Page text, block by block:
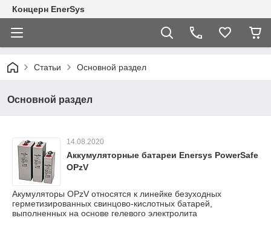
Концерн EnerSys
Статьи Основной раздел
Основной раздел
14.08.2020
Аккумуляторные батареи Enersys PowerSafe
OPzV
Акумуляторы OPzV относятся к линейке безуходных
герметизированных свинцово-кислотных батарей,
выполненных на основе гелевого электролита